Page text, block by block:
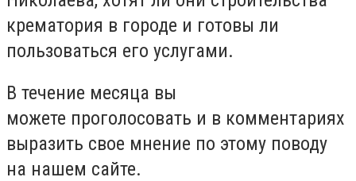
крематория в городе и готовы ли
пользоваться его услугами.
В течение месяца вы
можете проголосовать и в комментариях
выразить свое мнение по этому поводу
на нашем сайте.